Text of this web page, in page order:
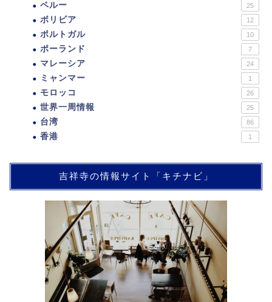
ペルー 25
ボリビア 12
ポルトガル 10
ポーランド 7
マレーシア 24
ミャンマー 1
モロッコ 26
世界一周情報 25
台湾 86
香港 1
吉祥寺の情報サイト「キチナビ」